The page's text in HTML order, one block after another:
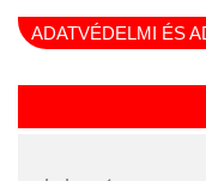
ADATVÉDELMI ÉS